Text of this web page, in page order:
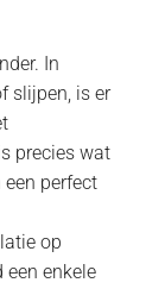
In
slijpen, is er
precies wat
perfect
op
een enkele